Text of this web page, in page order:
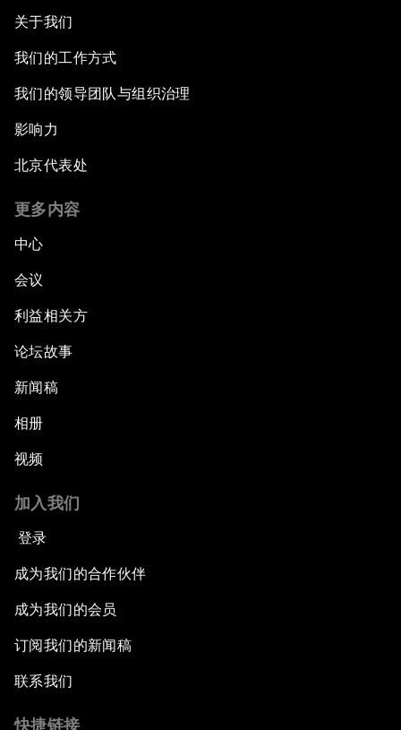
关于我们
我们的工作方式
我们的领导团队与组织治理
影响力
北京代表处
更多内容
中心
会议
利益相关方
论坛故事
新闻稿
相册
视频
加入我们
登录
成为我们的合作伙伴
成为我们的会员
订阅我们的新闻稿
联系我们
快捷链接